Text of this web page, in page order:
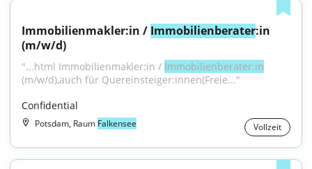
Immobilienmakler:in / Immobilienberater:in
(m/w/d)
"...html Immobilienmakler:in / Immobilienberater:in
(m/w/d),auch für Quereinsteiger:innen(Freie..."
Confidential
Potsdam, Raum Falkensee Vollzeit